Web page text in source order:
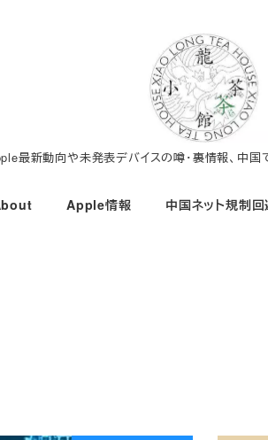
最新動向や未発表デバイスの噂・裏情報、中国
Apple情報 中国ネット規制回